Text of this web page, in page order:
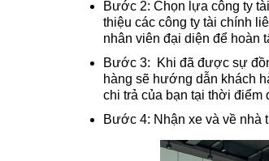
Bước 2: Chọn lựa công ty
thiệu các công ty tài chính
nhân viên đại diện để hoàn
Bước 3: Khi đã được sự
hàng sẽ hướng dẫn khách
chi trả của bạn tại thời điểm
Bước 4: Nhận xe và về nhà